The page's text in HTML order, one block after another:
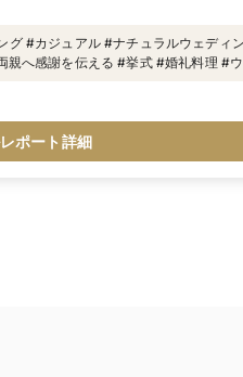
グ #カジュアル #ナチュラルウェディ
親へ感謝を伝える #挙式 #婚礼料理 #
ポート詳細